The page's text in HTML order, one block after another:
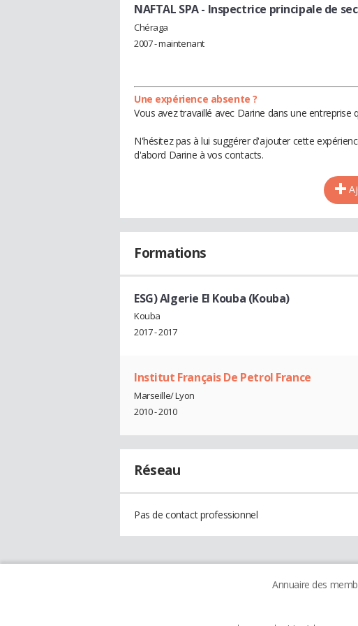
NAFTAL SPA- Inspectrice principale de
Chéraga
2007 - maintenant
Une expérience absente ?
Vous avez travaillé avec Darine dans une entreprise
N'hésitez pas à lui suggérer d'ajouter cette
d'abord Darine à vos contacts.
Formations
ESG) Algerie El Kouba (Kouba)
Kouba
2017 - 2017
Institut Français De Petrol France
Marseille/ Lyon
2010 - 2010
Réseau
Pas de contact professionnel
Annuaire des